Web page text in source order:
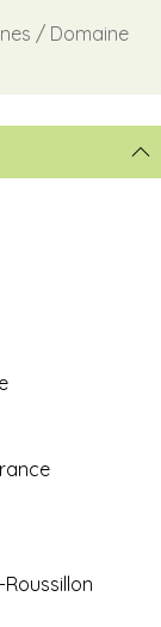
/ Domaine